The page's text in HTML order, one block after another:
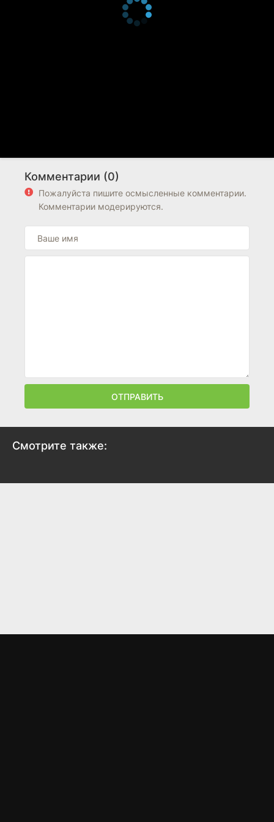
Комментарии (0)
Пожалуйста пишите осмысленные комментарии.
Комментарии модерируются.
ОТПРАВИТЬ
Смотрите также: